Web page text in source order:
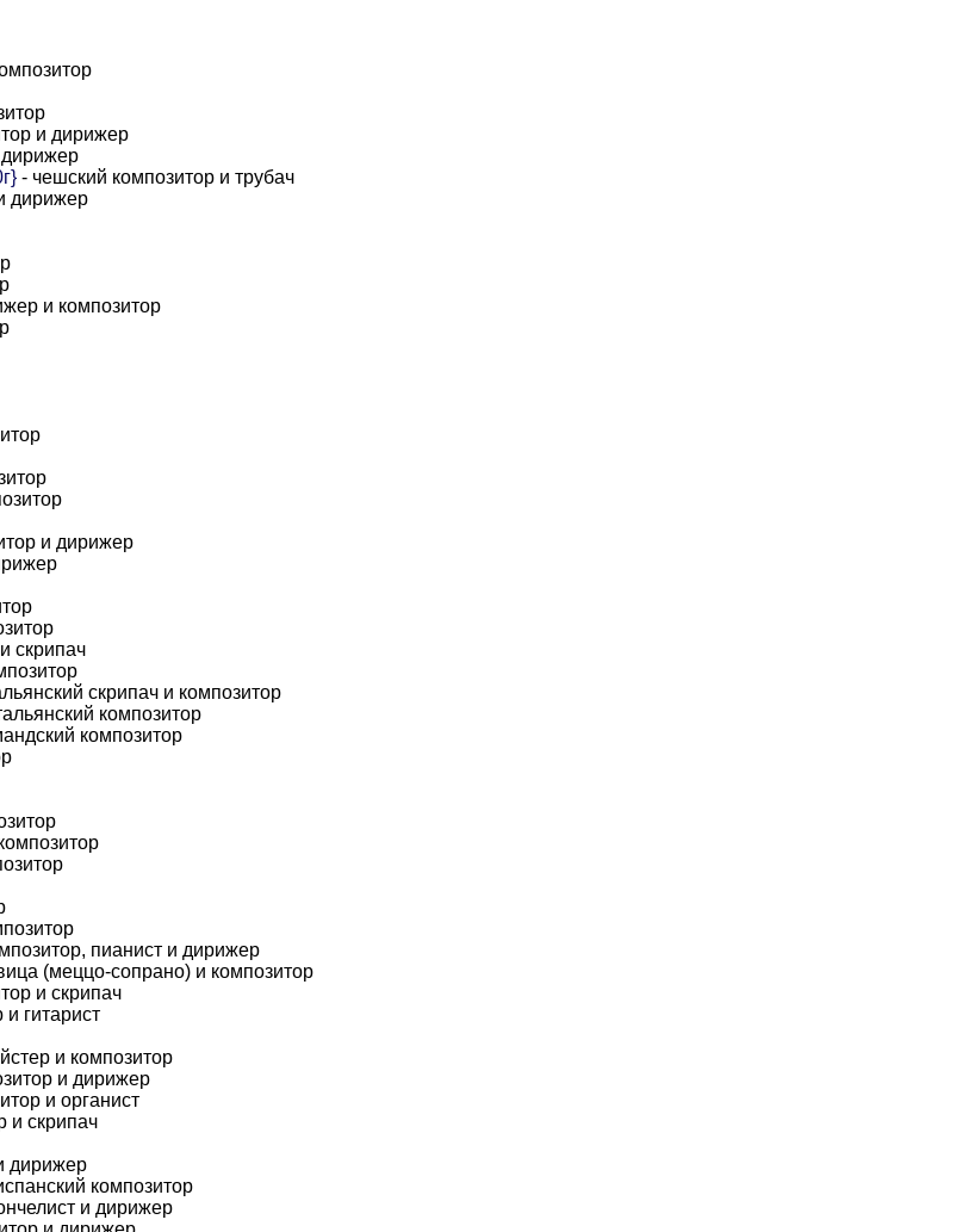
и дирижер
- чешский композитор и трубач
дирижер
и композитор
и дирижер
скрипач
скрипач и композитор
композитор
композитор
пианист и дирижер
(меццо-сопрано) и композитор
и скрипач
гитарист
и композитор
и дирижер
и органист
и скрипач
дирижер
композитор
и дирижер